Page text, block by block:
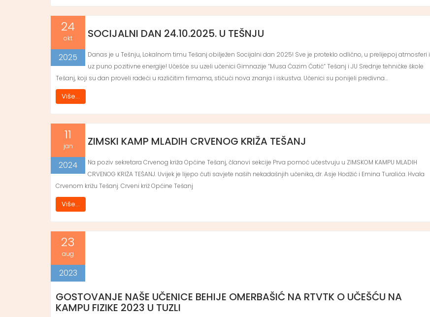
24
okt
2025
SOCIJALNI DAN 24.10.2025. U TEŠNJU
Danas je u Tešnju, Lokalnom timu Tešanj obilježen Socijalni dan 2025! Sve je proteklo odlično, u prelijepoj atmosferi i
uz puno pozitivne energije! Učešće su uzeli učenici Gimnazije “Musa Ćazim Ćatić” Tešanj i JU Srednje tehničke škole
Tešanj, koji su dan proveli radeći u različitim firmama, stičući nova znanja i iskustva. Učenici su ponijeli predivna…
Više...
11
jan
2024
ZIMSKI KAMP MLADIH CRVENOG KRIŽA TEŠANJ
Na poziv sekretara Crvenog križa Općine Tešanj, članovi sekcije Prva pomoć učestvuju u ZIMSKOM KAMPU MLADIH
CRVENOG KRIŽA TEŠANJ. Uvijek je lijepo čuti savjete naših nekadašnjih učenika, dr. Asje Hodžić i Emina Turalića. Hvala
Crvenom križu Tešanj. Crveni križ Općine Tešanj
Više...
23
aug
2023
GOSTOVANJE NAŠE UČENICE BEHIJE OMERBAŠIĆ NA RTVTK O UČEŠĆU NA
KAMPU FIZIKE 2023 U TUZLI